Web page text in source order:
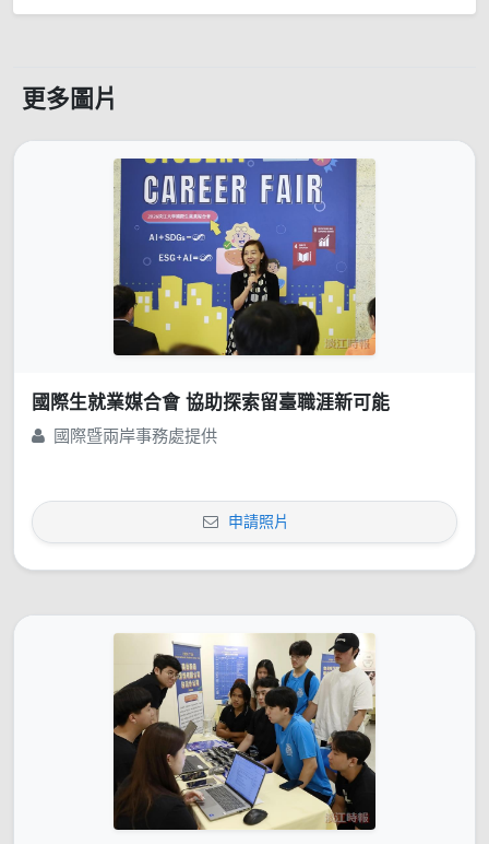
更多圖片
國際生就業媒合會 協助探索留臺職涯新可能
國際暨兩岸事務處提供
申請照片